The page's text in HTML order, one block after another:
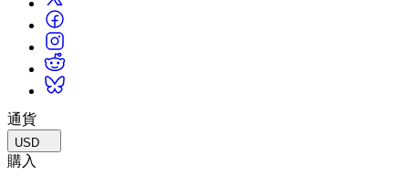
通貨
USD
購入